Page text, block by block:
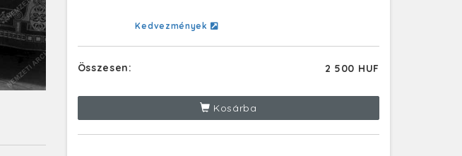
Kedvezmények
Összesen: 2 500 HUF
Kosárba